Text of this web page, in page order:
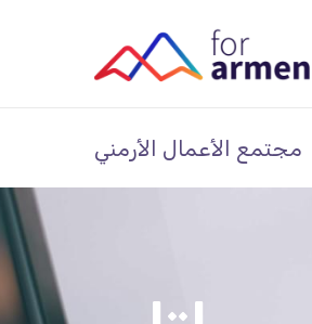
مجتمع الأعمال الأرمني